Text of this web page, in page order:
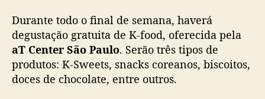
Durante todo o final de semana, haverá
degustação gratuita de K-food, oferecida pela
aT Center São Paulo. Serão três tipos de
produtos: K-Sweets, snacks coreanos, biscoitos,
doces de chocolate, entre outros.